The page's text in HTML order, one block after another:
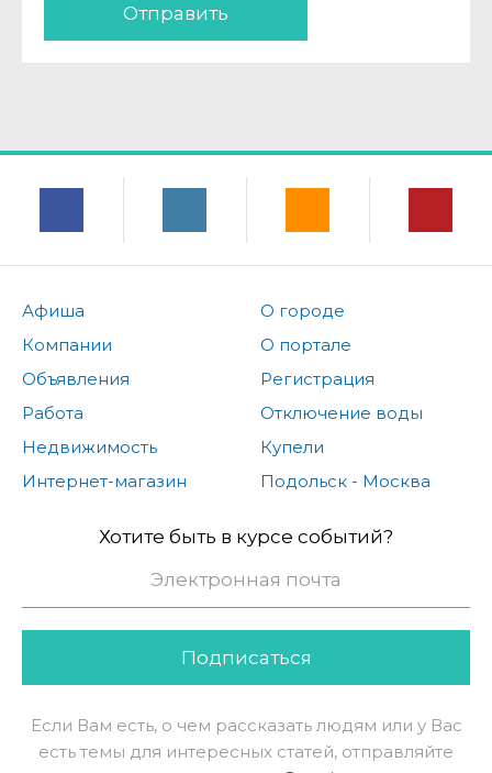
Отправить
Афиша
Компании
Объявления
Работа
Недвижимость
Интернет-магазин
О городе
О портале
Регистрация
Отключение воды
Купели
Подольск - Москва
Хотите быть в курсе событий?
Подписаться
Если Вам есть, о чем рассказать людям или у Вас
есть темы для интересных статей, отправляйте